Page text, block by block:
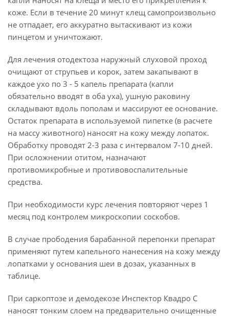
коже. Если в течение 20 минут клещ самопроизвольно
не отпадает, его аккуратно вытаскивают из кожи
пинцетом и уничтожают.
Для лечения отодектоза наружный слуховой проход
очищают от струпьев и корок, затем закапывают в
каждое ухо по 3 - 5 капель препарата (капли
обязательно вводят в оба уха), ушную раковину
складывают вдоль пополам и массируют ее основание.
Остаток препарата в используемой пипетке (в расчете
на массу животного) наносят на кожу между лопаток.
Обработку проводят 2-3 раза с интервалом 7-10 дней.
При осложнении отитом, назначают
противомикробные и противовоспалительные
средства.
При необходимости курс лечения повторяют через 1
месяц под контролем микроскопии соскобов.
В случае прободения барабанной перепонки препарат
применяют путем капельного нанесения на кожу между
лопатками у основания шеи в дозах, указанных в
таблице.
При саркоптозе и демодекозе Инспектор Квадро С
наносят тонким слоем на предварительно очищенные